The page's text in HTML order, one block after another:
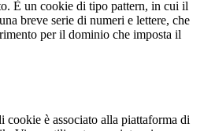
È un cookie di tipo pattern, in cui il
breve serie di numeri e lettere, che
per il dominio che imposta il
cookie è associato alla piattaforma di